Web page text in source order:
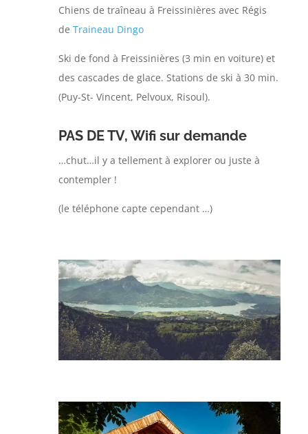
Chiens de traîneau à Freissinières avec Régis
deTraineau Dingo
Ski de fond à Freissinières (3 min en voiture) et
des cascades de glace. Stations de ski à 30 min.
(Puy-St- Vincent, Pelvoux, Risoul).
PAS DE TV, Wifi sur demande
…chut…il y a tellement à explorer ou juste à
contempler !
(le téléphone capte cependant …)